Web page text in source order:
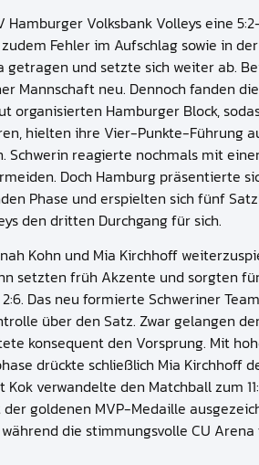
Volksbank Volleys eine
Fehler im Aufschlag sowie in
und setzte sich weiter ab.
neu. Dennoch fanden
Hamburger Block,
hielten ihre Vier-Punkte-Führung
Schwerin reagierte nochmals mit
Doch Hamburg präsentierte
Phase und erspielten sich fünf
den dritten Durchgang für sich.
Kohn und Mia Kirchhoff
setzten früh Akzente und sorgten
Das neu formierte Schweriner
über den Satz. Zwar gelangen
konsequent den Vorsprung. Mit
drückte schließlich Mia Kirchhoff
verwandelte den Matchball zum
goldenen MVP-Medaille
die stimmungsvolle CU